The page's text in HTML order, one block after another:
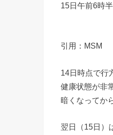
15日午前6時
引用：MSM
14日時点で行
健康状態が非
暗くなってか
翌日（15日）